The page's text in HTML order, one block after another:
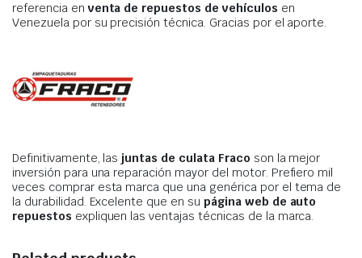
referencia enventa de repuestos de vehículos en
Venezuela por su precisión técnica. Gracias por el aporte.
Definitivamente, las juntas de culata Fraco son la mejor
inversión para una reparación mayor del motor. Prefiero mil
veces comprar esta marca que una genérica por el tema de
la durabilidad. Excelente que en su página web de auto
repuestos expliquen las ventajas técnicas de la marca.